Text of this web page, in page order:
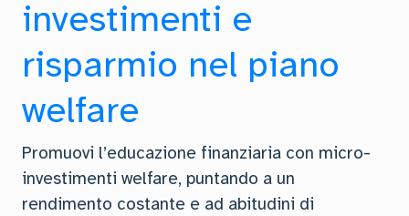
investimenti e
risparmio nel piano
welfare
Promuovi l’educazione finanziaria con micro-
investimenti welfare, puntando a un
rendimento costante e ad abitudini di